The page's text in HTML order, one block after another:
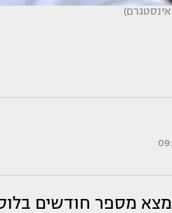
אינסטגרם)
מספר חודשים